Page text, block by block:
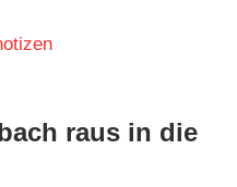
raus in die